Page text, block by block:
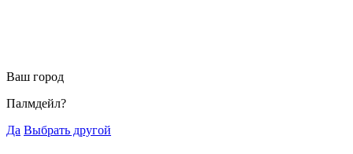
Ваш город
Палмдейл?
Да Выбрать другой